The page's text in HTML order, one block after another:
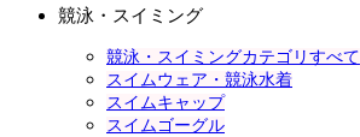
競泳・スイミング
競泳・スイミングカテゴリすべて
スイムウェア・競泳水着
スイムキャップ
スイムゴーグル